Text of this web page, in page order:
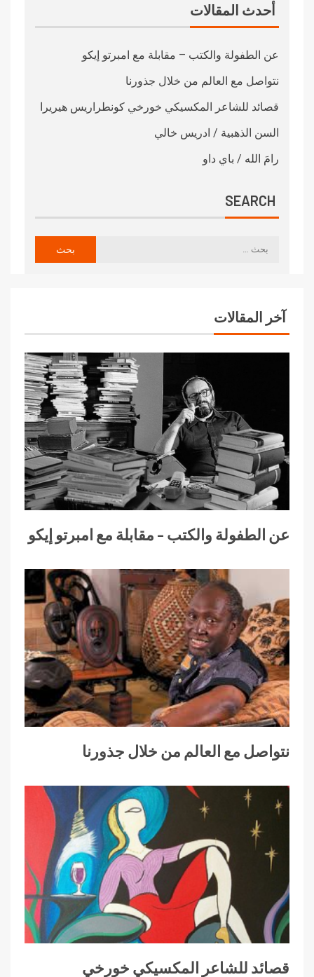
أحدث المقالات
عن الطفولة والكتب – مقابلة مع امبرتو إيكو
نتواصل مع العالم من خلال جذورنا
قصائد للشاعر المكسيكي خورخي كونطراريس هيريرا
السن الذهبية / ادريس خالي
رامَ الله / باي داو
SEARCH
آخر المقالات
عن الطفولة والكتب – مقابلة مع امبرتو إيكو
نتواصل مع العالم من خلال جذورنا
قصائد للشاعر المكسيكي خورخي